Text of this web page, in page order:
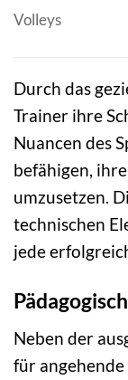
Volleys
Durch das
Trainer ihre
Nuancen des
befähigen,
umzusetzen.
technischen
jede
Neben der
für angehende